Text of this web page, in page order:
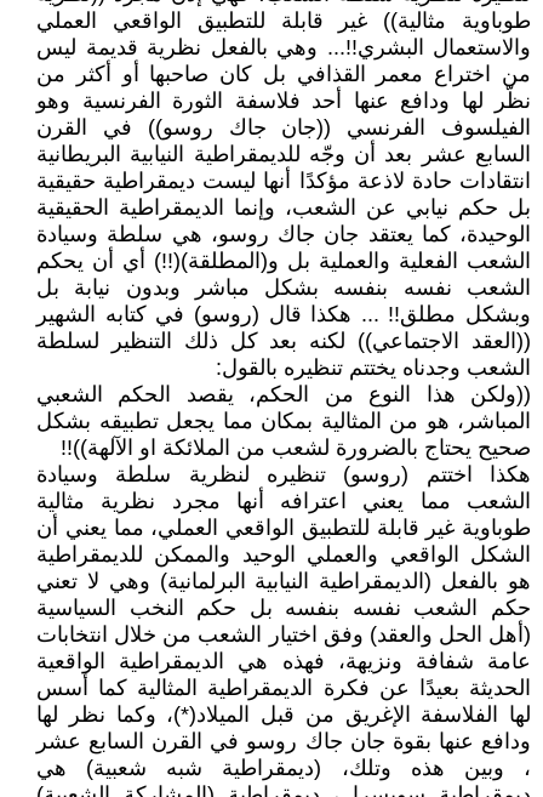
طوباوية مثالية)) غير قابلة للتطبيق الواقعي العملي
والاستعمال البشري!!... وهي بالفعل نظرية قديمة ليس
من اختراع معمر القذافي بل كان صاحبها أو أكثر من
نظّر لها ودافع عنها أحد فلاسفة الثورة الفرنسية وهو
الفيلسوف الفرنسي ((جان جاك روسو)) في القرن
السابع عشر بعد أن وجّه للديمقراطية النيابية البريطانية
انتقادات حادة لاذعة مؤكدًا أنها ليست ديمقراطية حقيقية
بل حكم نيابي عن الشعب، وإنما الديمقراطية الحقيقية
الوحيدة، كما يعتقد جان جاك روسو، هي سلطة وسيادة
الشعب الفعلية والعملية بل و(المطلقة)(!!) أي أن يحكم
الشعب نفسه بنفسه بشكل مباشر وبدون نيابة بل
وبشكل مطلق!! ... هكذا قال (روسو) في كتابه الشهير
((العقد الاجتماعي)) لكنه بعد كل ذلك التنظير لسلطة
الشعب وجدناه يختتم تنظيره بالقول:
((ولكن هذا النوع من الحكم، يقصد الحكم الشعبي
المباشر، هو من المثالية بمكان مما يجعل تطبيقه بشكل
صحيح يحتاج بالضرورة لشعب من الملائكة او الآلهة))!!
هكذا اختتم (روسو) تنظيره لنظرية سلطة وسيادة
الشعب مما يعني اعترافه أنها مجرد نظرية مثالية
طوباوية غير قابلة للتطبيق الواقعي العملي، مما يعني أن
الشكل الواقعي والعملي الوحيد والممكن للديمقراطية
هو بالفعل (الديمقراطية النيابية البرلمانية) وهي لا تعني
حكم الشعب نفسه بنفسه بل حكم النخب السياسية
(أهل الحل والعقد) وفق اختيار الشعب من خلال انتخابات
عامة شفافة ونزيهة، فهذه هي الديمقراطية الواقعية
الحديثة بعيدًا عن فكرة الديمقراطية المثالية كما أسس
لها الفلاسفة الإغريق من قبل الميلاد(*)، وكما نظر لها
ودافع عنها بقوة جان جاك روسو في القرن السابع عشر
، وبين هذه وتلك، (ديمقراطية شبه شعبية) هي